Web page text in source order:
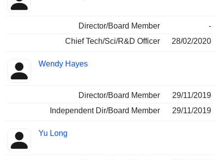
Director/Board Member
-
Chief Tech/Sci/R&D Officer
28/02/2020
Wendy Hayes
Director/Board Member
29/11/2019
Independent Dir/Board Member
29/11/2019
Yu Long